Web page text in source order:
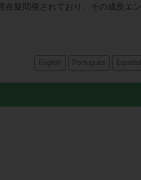
在疑問視されており、その成長エン
English Português Español